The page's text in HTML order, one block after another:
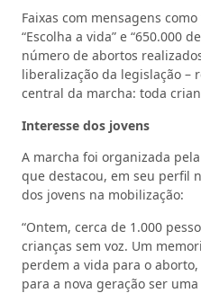
Faixas com mensagens como
“Escolha a vida” e “650.000
número de abortos
liberalização da legislação –
central da marcha: toda
Interesse dos jovens
A marcha foi organizada
que destacou, em seu perfil
dos jovens na mobilização:
“Ontem, cerca de 1.000
crianças sem voz. Um
perdem a vida para o
para a nova geração ser